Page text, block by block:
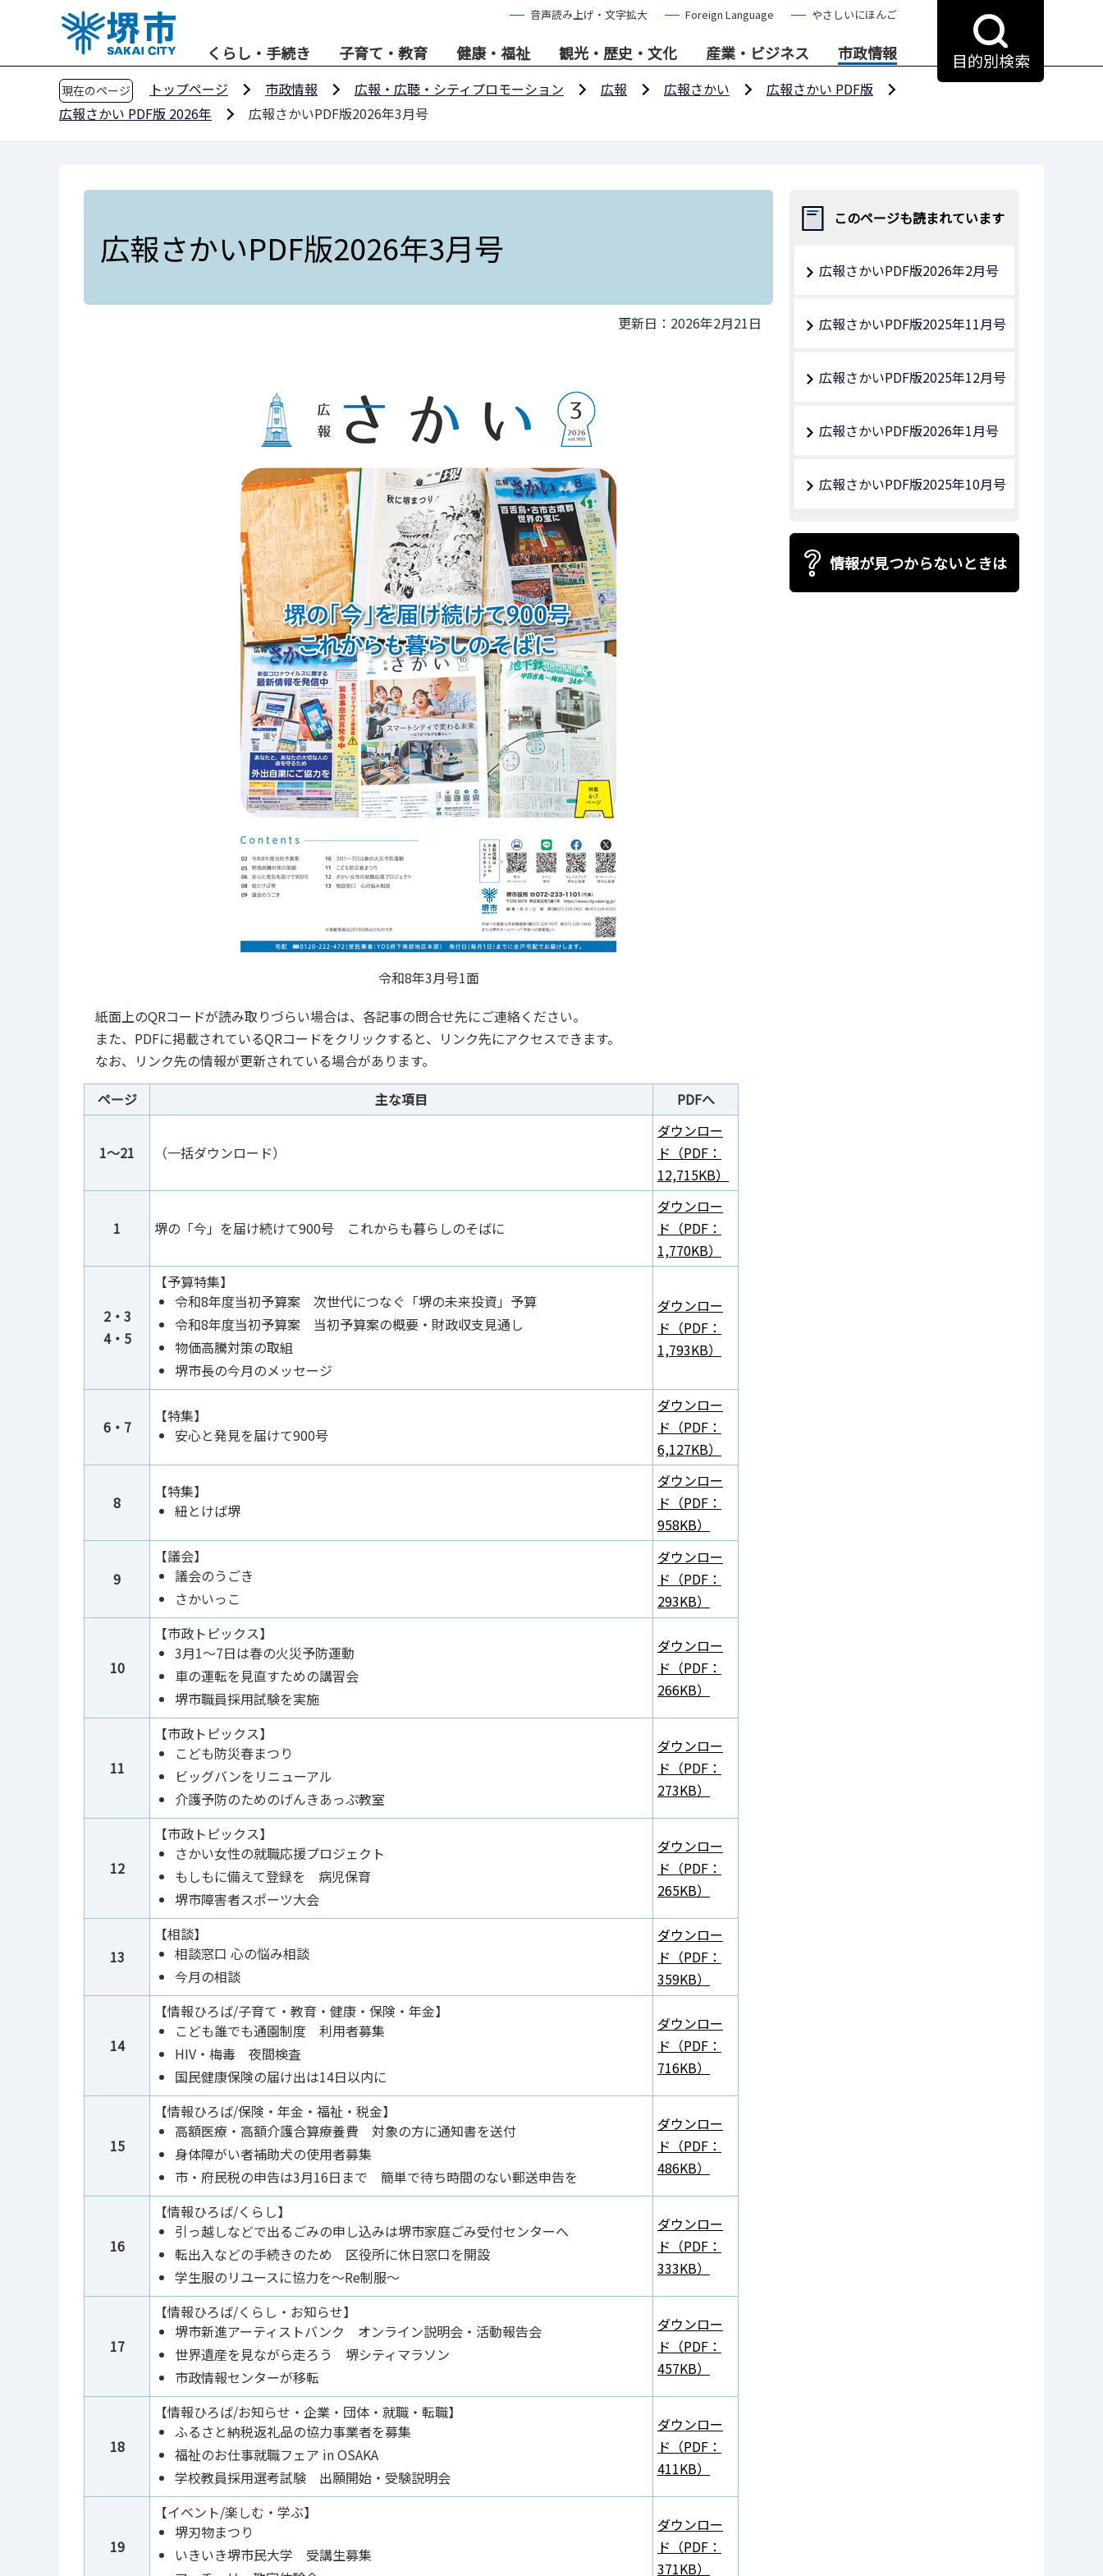
音声読み上げ・文字拡大 Foreign Language やさしいにほんご
くらし・手続き 子育て・教育 健康・福祉 観光・歴史・文化 産業・ビジネス 市政情報 目的別検索
現在のページ トップページ 市政情報 広報・広聴・シティプロモーション 広報 広報さかい
広報さかい PDF版
広報さかい PDF版 2026年
広報さかいPDF版2026年3月号
広報さかいPDF版2026年3月号
更新日：2026年2月21日
令和8年3月号1面
紙面上のQRコードが読み取りづらい場合は、各記事の問合せ先にご連絡ください。
また、PDFに掲載されているQRコードをクリックすると、リンク先にアクセスできます。
なお、リンク先の情報が更新されている場合があります。
ページ
主な項目 PDFへ
1～21 （一括ダウンロード）
ダウンロー
ド（PDF：
12,715KB）
1 堺の「今」を届け続けて900号 これからも暮らしのそばに
ダウンロー
ド（PDF：
1,770KB）
2・3
4・5
【予算特集】
令和8年度当初予算案 次世代につなぐ「堺の未来投資」予算
令和8年度当初予算案 当初予算案の概要・財政収支見通し
物価高騰対策の取組
堺市長の今月のメッセージ
ダウンロー
ド（PDF：
1,793KB）
6・7
【特集】
安心と発見を届けて900号
ダウンロー
ド（PDF：
6,127KB）
8
【特集】
紐とけば堺
ダウンロー
ド（PDF：
958KB）
9
【議会】
議会のうごき
さかいっこ
ダウンロー
ド（PDF：
293KB）
10
【市政トピックス】
3月1～7日は春の火災予防運動
車の運転を見直すための講習会
堺市職員採用試験を実施
ダウンロー
ド（PDF：
266KB）
11
【市政トピックス】
こども防災春まつり
ビッグバンをリニューアル
介護予防のためのげんきあっぷ教室
ダウンロー
ド（PDF：
273KB）
12
【市政トピックス】
さかい女性の就職応援プロジェクト
もしもに備えて登録を 病児保育
堺市障害者スポーツ大会
ダウンロー
ド（PDF：
265KB）
13
【相談】
相談窓口 心の悩み相談
今月の相談
ダウンロー
ド（PDF：
359KB）
14
【情報ひろば/子育て・教育・健康・保険・年金】
こども誰でも通園制度 利用者募集
HIV・梅毒 夜間検査
国民健康保険の届け出は14日以内に
ダウンロー
ド（PDF：
716KB）
15
【情報ひろば/保険・年金・福祉・税金】
高額医療・高額介護合算療養費 対象の方に通知書を送付
身体障がい者補助犬の使用者募集
市・府民税の申告は3月16日まで 簡単で待ち時間のない郵送申告を
ダウンロー
ド（PDF：
486KB）
16
【情報ひろば/くらし】
引っ越しなどで出るごみの申し込みは堺市家庭ごみ受付センターへ
転出入などの手続きのため 区役所に休日窓口を開設
学生服のリユースに協力を～Re制服～
ダウンロー
ド（PDF：
333KB）
17
【情報ひろば/くらし・お知らせ】
堺市新進アーティストバンク オンライン説明会・活動報告会
世界遺産を見ながら走ろう 堺シティマラソン
市政情報センターが移転
ダウンロー
ド（PDF：
457KB）
18
【情報ひろば/お知らせ・企業・団体・就職・転職】
ふるさと納税返礼品の協力事業者を募集
福祉のお仕事就職フェア in OSAKA
学校教員採用選考試験 出願開始・受験説明会
ダウンロー
ド（PDF：
411KB）
19
【イベント/楽しむ・学ぶ】
堺刃物まつり
いきいき堺市民大学 受講生募集
ダウンロー
ド（PDF：
371KB）
このページも読まれています
広報さかいPDF版2026年2月号
広報さかいPDF版2025年11月号
広報さかいPDF版2025年12月号
広報さかいPDF版2026年1月号
広報さかいPDF版2025年10月号
情報が見つからないときは